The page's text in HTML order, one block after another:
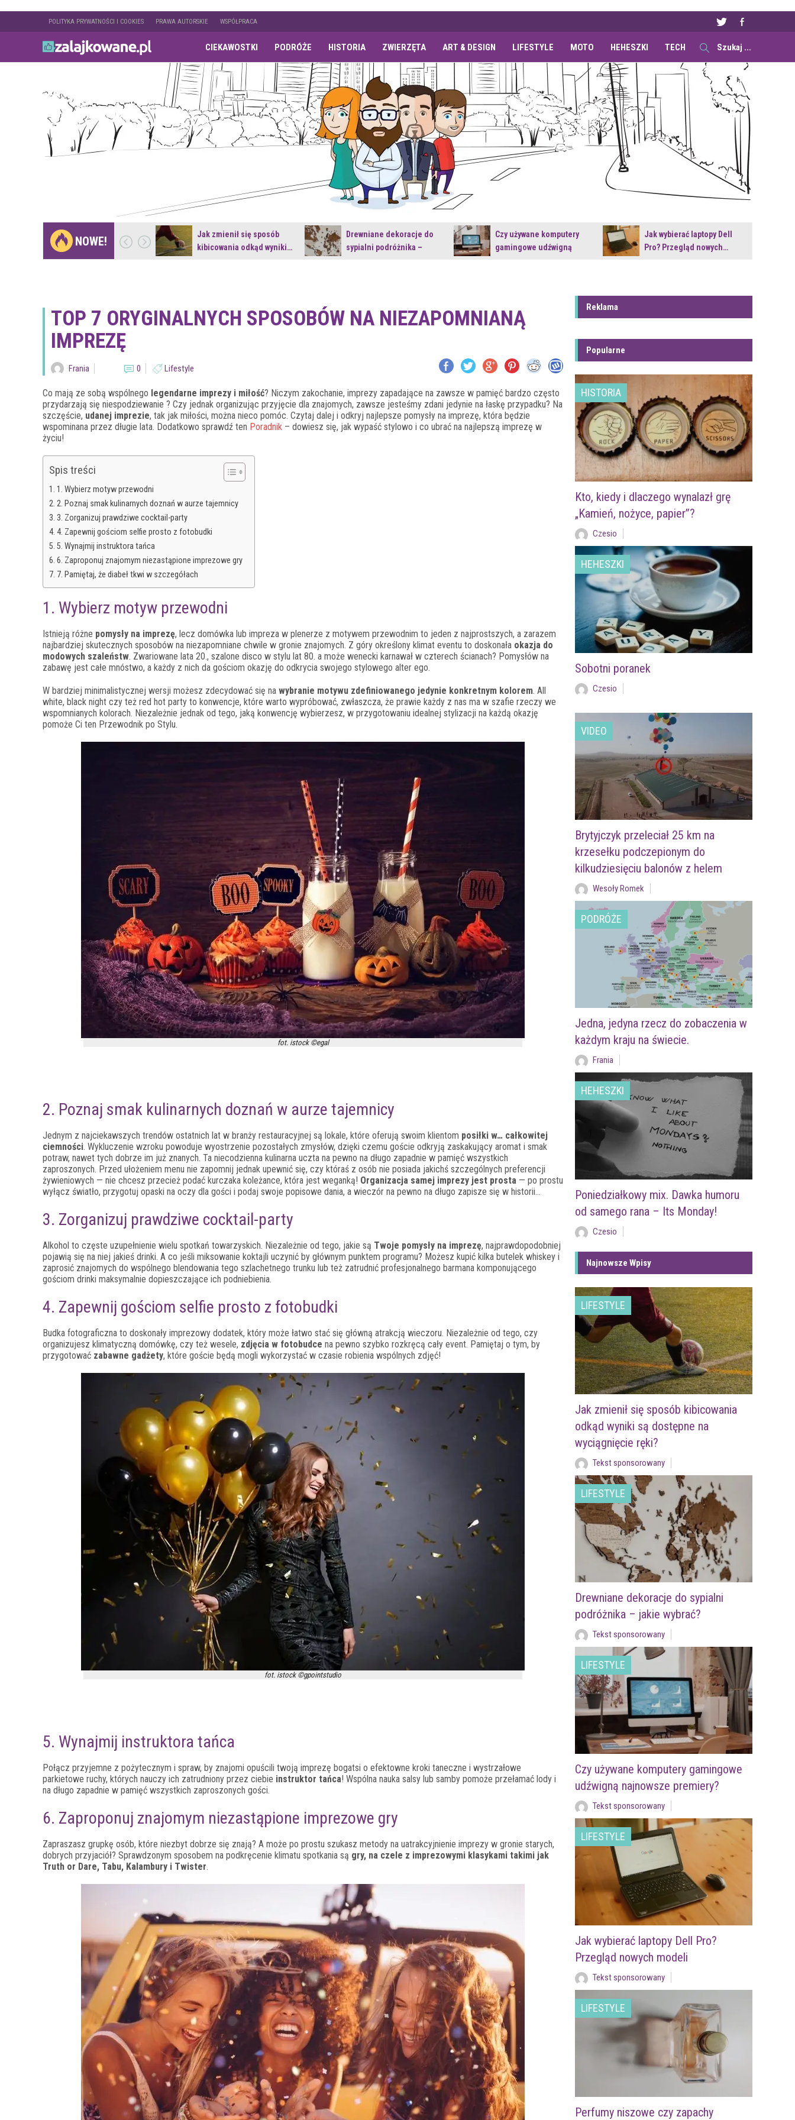
POLITYKA PRYWATNOŚCI I COOKIES PRAWA AUTORSKIE WSPÓŁPRACA
CIEKAWOSTKI PODRÓŻE HISTORIA ZWIERZĘTA ART & DESIGN LIFESTYLE MOTO HEHESZKI TECH
NOWE!
Gdzie pojechać na
weekend z naturą w…
Jak zmienił się sposób
kibicowania odkąd wyniki…
Drewniane dekoracje do
sypialni podróżnika –
Czy używane komputery
gamingowe udźwigną
Jak wybierać laptopy Dell
Pro? Przegląd nowych…
TOP 7 ORYGINALNYCH SPOSOBÓW NA NIEZAPOMNIANĄ
IMPREZĘ
Frania 0 Lifestyle
Co mają ze sobą wspólnego legendarne imprezy i miłość? Niczym zakochanie, imprezy zapadające na zawsze w pamięć bardzo często
przydarzają się niespodziewanie ? Czy jednak organizując przyjęcie dla znajomych, zawsze jesteśmy zdani jedynie na łaskę przypadku? Na
szczęście, udanej imprezie, tak jak miłości, można nieco pomóc. Czytaj dalej i odkryj najlepsze pomysły na imprezę, która będzie
wspominana przez długie lata. Dodatkowo sprawdź ten Poradnik – dowiesz się, jak wypaść stylowo i co ubrać na najlepszą imprezę w
życiu!
Spis treści
1. Wybierz motyw przewodni
2. Poznaj smak kulinarnych doznań w aurze tajemnicy
3. Zorganizuj prawdziwe cocktail-party
4. Zapewnij gościom selfie prosto z fotobudki
5. Wynajmij instruktora tańca
6. Zaproponuj znajomym niezastąpione imprezowe gry
7. Pamiętaj, że diabeł tkwi w szczegółach
1. Wybierz motyw przewodni
Istnieją różne pomysły na imprezę, lecz domówka lub impreza w plenerze z motywem przewodnim to jeden z najprostszych, a zarazem
najbardziej skutecznych sposobów na niezapomniane chwile w gronie znajomych. Z góry określony klimat eventu to doskonała okazja do
modowych szaleństw. Zwariowane lata 20., szalone disco w stylu lat 80. a może wenecki karnawał w czterech ścianach? Pomysłów na
zabawę jest całe mnóstwo, a każdy z nich da gościom okazję do odkrycia swojego stylowego alter ego.
W bardziej minimalistycznej wersji możesz zdecydować się na wybranie motywu zdefiniowanego jedynie konkretnym kolorem. All
white, black night czy też red hot party to konwencje, które warto wypróbować, zwłaszcza, że prawie każdy z nas ma w szafie rzeczy we
wspomnianych kolorach. Niezależnie jednak od tego, jaką konwencję wybierzesz, w przygotowaniu idealnej stylizacji na każdą okazję
pomoże Ci ten Przewodnik po Stylu.
fot. istock ©egal
2. Poznaj smak kulinarnych doznań w aurze tajemnicy
Jednym z najciekawszych trendów ostatnich lat w branży restauracyjnej są lokale, które oferują swoim klientom posiłki w… całkowitej
ciemności. Wykluczenie wzroku powoduje wyostrzenie pozostałych zmysłów, dzięki czemu goście odkryją zaskakujący aromat i smak
potraw, nawet tych dobrze im już znanych. Ta niecodzienna kulinarna uczta na pewno na długo zapadnie w pamięć wszystkich
zaproszonych. Przed ułożeniem menu nie zapomnij jednak upewnić się, czy któraś z osób nie posiada jakichś szczególnych preferencji
żywieniowych — nie chcesz przecież podać kurczaka koleżance, która jest weganką! Organizacja samej imprezy jest prosta — po prostu
wyłącz światło, przygotuj opaski na oczy dla gości i podaj swoje popisowe dania, a wieczór na pewno na długo zapisze się w historii…
3. Zorganizuj prawdziwe cocktail-party
Alkohol to częste uzupełnienie wielu spotkań towarzyskich. Niezależnie od tego, jakie są Twoje pomysły na imprezę, najprawdopodobniej
pojawią się na niej jakieś drinki. A co jeśli miksowanie koktajli uczynić by głównym punktem programu? Możesz kupić kilka butelek whiskey i
zaprosić znajomych do wspólnego blendowania tego szlachetnego trunku lub też zatrudnić profesjonalnego barmana komponującego
gościom drinki maksymalnie dopieszczające ich podniebienia.
4. Zapewnij gościom selfie prosto z fotobudki
Budka fotograficzna to doskonały imprezowy dodatek, który może łatwo stać się główną atrakcją wieczoru. Niezależnie od tego, czy
organizujesz klimatyczną domówkę, czy też wesele, zdjęcia w fotobudce na pewno szybko rozkręcą cały event. Pamiętaj o tym, by
przygotować zabawne gadżety, które goście będą mogli wykorzystać w czasie robienia wspólnych zdjęć!
fot. istock ©gpointstudio
5. Wynajmij instruktora tańca
Połącz przyjemne z pożytecznym i spraw, by znajomi opuścili twoją imprezę bogatsi o efektowne kroki taneczne i wystrzałowe
parkietowe ruchy, których nauczy ich zatrudniony przez ciebie instruktor tańca! Wspólna nauka salsy lub samby pomoże przełamać lody i
na długo zapadnie w pamięć wszystkich zaproszonych gości.
6. Zaproponuj znajomym niezastąpione imprezowe gry
Zapraszasz grupkę osób, które niezbyt dobrze się znają? A może po prostu szukasz metody na uatrakcyjnienie imprezy w gronie starych,
dobrych przyjaciół? Sprawdzonym sposobem na podkręcenie klimatu spotkania są gry, na czele z imprezowymi klasykami takimi jak
Truth or Dare, Tabu, Kalambury i Twister.
Reklama
Popularne
HISTORIA
Kto, kiedy i dlaczego wynalazł grę
„Kamień, nożyce, papier”?
Czesio
HEHESZKI
Sobotni poranek
Czesio
VIDEO
Brytyjczyk przeleciał 25 km na
krzesełku podczepionym do
kilkudziesięciu balonów z helem
Wesoły Romek
PODRÓŻE
Jedna, jedyna rzecz do zobaczenia w
każdym kraju na świecie.
Frania
HEHESZKI
Poniedziałkowy mix. Dawka humoru
od samego rana – Its Monday!
Czesio
Najnowsze Wpisy
LIFESTYLE
Jak zmienił się sposób kibicowania
odkąd wyniki są dostępne na
wyciągnięcie ręki?
Tekst sponsorowany
LIFESTYLE
Drewniane dekoracje do sypialni
podróżnika – jakie wybrać?
Tekst sponsorowany
LIFESTYLE
Czy używane komputery gamingowe
udźwigną najnowsze premiery?
Tekst sponsorowany
LIFESTYLE
Jak wybierać laptopy Dell Pro?
Przegląd nowych modeli
Tekst sponsorowany
LIFESTYLE
Perfumy niszowe czy zapachy